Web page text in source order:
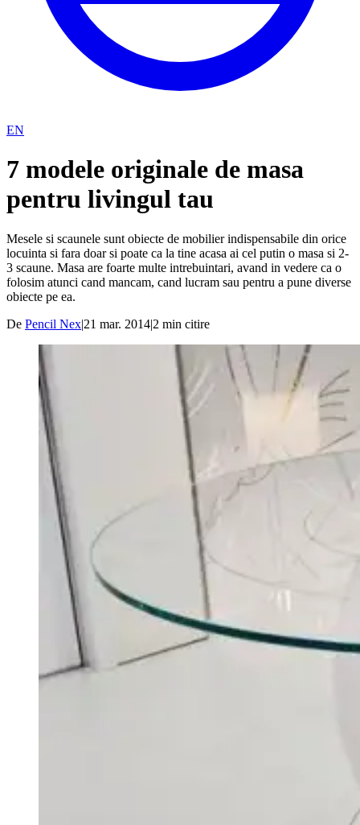
EN
7 modele originale de masa
pentru livingul tau
Mesele si scaunele sunt obiecte de mobilier indispensabile din orice
locuinta si fara doar si poate ca la tine acasa ai cel putin o masa si 2-
3 scaune. Masa are foarte multe intrebuintari, avand in vedere ca o
folosim atunci cand mancam, cand lucram sau pentru a pune diverse
obiecte pe ea.
De Pencil Nex|21 mar. 2014|2 min citire